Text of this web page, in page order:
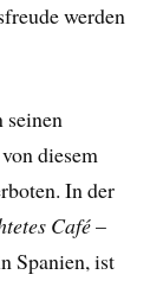
werden
diesem
In der
Café–
Spanien, ist